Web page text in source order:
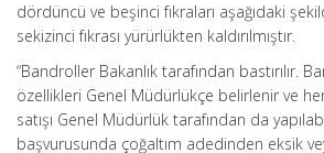
dördüncü ve beşinci fıkraları aşağıdaki
sekizinci fıkrası yürürlükten kaldırılmıştır.
“Bandroller Bakanlık tarafından bastırılır.
özellikleri Genel Müdürlükçe belirlenir ve
satışı Genel Müdürlük tarafından da
başvurusunda çoğaltım adedinden eksik